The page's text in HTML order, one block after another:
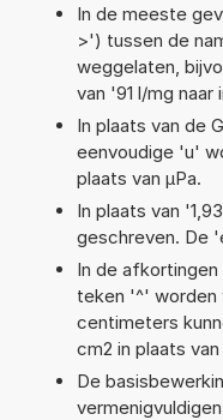
In de meeste
>') tussen de
weggelaten,
van '91 l/mg naar
In plaats van de
eenvoudige 'u'
plaats van µPa.
In plaats van
geschreven. De
In de
teken '^' worden
centimeters
cm2 in plaats
De